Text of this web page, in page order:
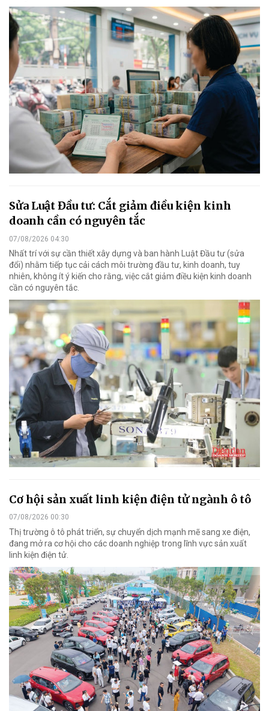
Sửa Luật Đầu tư: Cắt giảm điều kiện kinh
doanh cần có nguyên tắc
07/08/2026 04:30
Nhất trí với sự cần thiết xây dựng và ban hành Luật Đầu tư (sửa
đổi) nhằm tiếp tục cải cách môi trường đầu tư, kinh doanh, tuy
nhiên, không ít ý kiến cho rằng, việc cắt giảm điều kiện kinh doanh
cần có nguyên tắc.
Cơ hội sản xuất linh kiện điện tử ngành ô tô
07/08/2026 00:30
Thị trường ô tô phát triển, sự chuyển dịch mạnh mẽ sang xe điện,
đang mở ra cơ hội cho các doanh nghiệp trong lĩnh vực sản xuất
linh kiện điện tử.